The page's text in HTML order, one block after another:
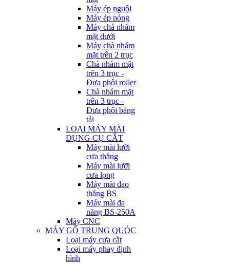
Máy ép nguội
Máy ép nóng
Máy chà nhám
mặt dưới
Máy chà nhám
mặt trên 2 trục
Chà nhám mặt
trên 3 trục -
Đưa phôi roller
Chà nhám mặt
trên 3 trục -
Đưa phôi băng
tải
LOẠI MÁY MÀI
DỤNG CỤ CẮT
Máy mài lưỡi
cưa thẳng
Máy mài lưỡi
cưa lọng
Máy mài dao
thẳng BS
Máy mài đa
năng BS-250A
Máy CNC
MÁY GỖ TRUNG QUÓC
Loại máy cưa cắt
Loại máy phay định
hình